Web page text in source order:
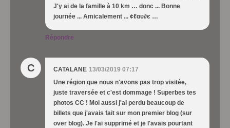
J'y ai de la famille à 10 km … donc ... Bonne
journée ... Amicalement ... ¢ℓαυ∂є …
Répondre
C CATALANE 13/03/2019 07:17
Une région que nous n'avons pas trop visitée,
juste traversée et c'est dommage ! Superbes tes
photos CC ! Moi aussi j'ai perdu beaucoup de
billets que j'avais fait sur mon premier blog (sur
over blog). Je l'ai supprimé et je l'avais pourtant